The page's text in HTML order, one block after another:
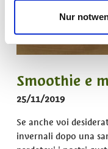
Nur
Smoothie e
25/11/2019
Se anche voi
invernali dopo una